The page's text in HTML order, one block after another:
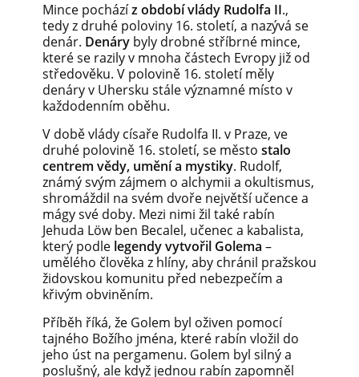
Mince pocházíz období vlády Rudolfa II.,
tedy z druhé poloviny 16. století, a nazývá se
denár. Denáry byly drobné stříbrné mince,
které se razily v mnoha částech Evropy již od
středověku. V polovině 16. století měly
denáry v Uhersku stále významné místo v
každodenním oběhu.
V době vlády císaře Rudolfa II. v Praze, ve
druhé polovině 16. století, se město stalo
centrem vědy, umění a mystiky. Rudolf,
známý svým zájmem o alchymii a okultismus,
shromáždil na svém dvoře největší učence a
mágy své doby. Mezi nimi žil také rabín
Jehuda Löw ben Becalel, učenec a kabalista,
který podle legendy vytvořil Golema –
umělého člověka z hlíny, aby chránil pražskou
židovskou komunitu před nebezpečím a
křivým obviněním.
Příběh říká, že Golem byl oživen pomocí
tajného Božího jména, které rabín vložil do
jeho úst na pergamenu. Golem byl silný a
poslušný, ale když jednou rabín zapomněl